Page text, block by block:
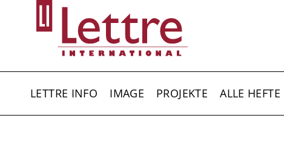
LETTRE INFO IMAGE PROJEKTE ALLE HEFTE